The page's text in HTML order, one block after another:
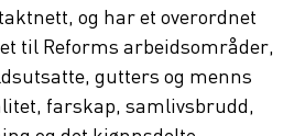
og har et overordnet
til Reforms arbeidsområder,
gutters og menns
farskap, samlivsbrudd,